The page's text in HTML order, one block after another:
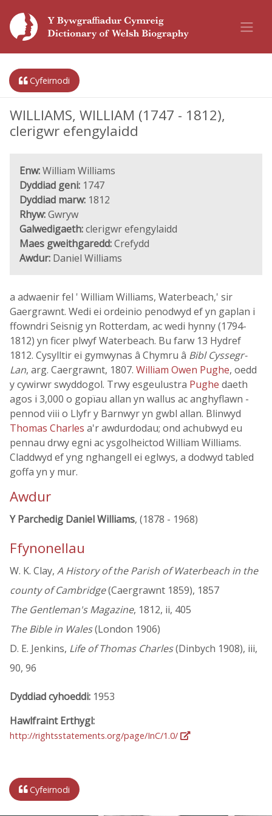
Cyfeirnodi
WILLIAMS, WILLIAM (1747 - 1812),
clerigwr efengylaidd
Enw:William Williams
Dyddiad geni: 1747
Dyddiad marw: 1812
Rhyw:Gwryw
Galwedigaeth:clerigwr efengylaidd
Maes gweithgaredd:Crefydd
Awdur: Daniel Williams
a adwaenir fel ' William Williams, Waterbeach,' sir
Gaergrawnt. Wedi ei ordeinio penodwyd ef yn gaplan i
ffowndri Seisnig yn Rotterdam, ac wedi hynny (1794-
1812) yn ficer plwyf Waterbeach. Bu farw 13 Hydref
1812. Cysylltir ei gymwynas â Chymru â Bibl Cyssegr-
Lan, arg. Caergrawnt, 1807. William Owen Pughe, oedd
y cywirwr swyddogol. Trwy esgeulustra Pughe daeth
agos i 3,000 o gopïau allan yn wallus ac anghyflawn -
pennod viii o Llyfr y Barnwyr yn gwbl allan. Blinwyd
Thomas Charles a'r awdurdodau; ond achubwyd eu
pennau drwy egni ac ysgolheictod William Williams.
Claddwyd ef yng nghangell ei eglwys, a dodwyd tabled
goffa yn y mur.
Awdur
Y Parchedig Daniel Williams, (1878 - 1968)
Ffynonellau
W. K. Clay, A History of the Parish of Waterbeach in the
county of Cambridge(Caergrawnt 1859), 1857
The Gentleman's Magazine, 1812, ii, 405
The Bible in Wales(London 1906)
D. E. Jenkins, Life of Thomas Charles(Dinbych 1908), iii,
90, 96
Dyddiad cyhoeddi: 1953
Hawlfraint Erthygl:
http://rightsstatements.org/page/InC/1.0/
Cyfeirnodi